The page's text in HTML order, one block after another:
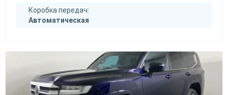
Коробка передач:
Автоматическая